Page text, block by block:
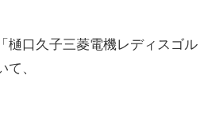
樋口久子三菱電機レディスゴル
て、